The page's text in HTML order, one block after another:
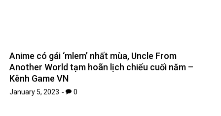
Anime có gái ‘mlem’ nhất mùa, Uncle From
Another World tạm hoãn lịch chiếu cuối năm –
Kênh Game VN
January 5, 2023 0